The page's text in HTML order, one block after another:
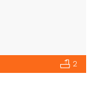
2